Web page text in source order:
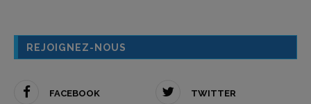
REJOIGNEZ-NOUS
FACEBOOK TWITTER